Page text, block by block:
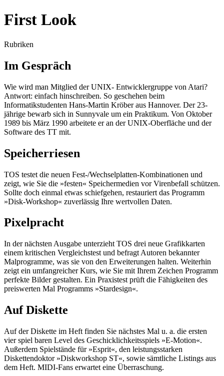
First Look
Rubriken
Im Gespräch
Wie wird man Mitglied der UNIX- Entwicklergruppe von Atari?
Antwort: einfach hinschreiben. So geschehen beim
Informatikstudenten Hans-Martin Kröber aus Hannover. Der 23-
jährige bewarb sich in Sunnyvale um ein Praktikum. Von Oktober
1989 bis März 1990 arbeitete er an der UNIX-Oberfläche und der
Software des TT mit.
Speicherriesen
TOS testet die neuen Fest-/Wechselplatten-Kombinationen und
zeigt, wie Sie die »festen« Speichermedien vor Virenbefall schützen.
Sollte doch einmal etwas schiefgehen, restauriert das Programm
»Disk-Workshop« zuverlässig Ihre wertvollen Daten.
Pixelpracht
In der nächsten Ausgabe unterzieht TOS drei neue Grafikkarten
einem kritischen Vergleichstest und befragt Autoren bekannter
Malprogramme, was sie von den Erweiterungen halten. Weiterhin
zeigt ein umfangreicher Kurs, wie Sie mit Ihrem Zeichen Programm
perfekte Bilder gestalten. Ein Praxistest prüft die Fähigkeiten des
preiswerten Mal Programms »Stardesign«.
Auf Diskette
Auf der Diskette im Heft finden Sie nächstes Mal u. a. die ersten
vier spiel baren Level des Geschicklichkeitsspiels »E-Motion«.
Außerdem Spielstände für »Esprit«, den leistungsstarken
Diskettendoktor »Diskworkshop ST«, sowie sämtliche Listings aus
dem Heft. MIDI-Fans erwartet eine Überraschung.